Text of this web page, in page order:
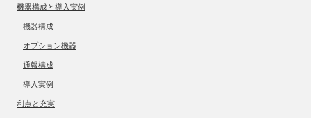
機器構成と導入実例
機器構成
オプション機器
通報構成
導入実例
利点と充実